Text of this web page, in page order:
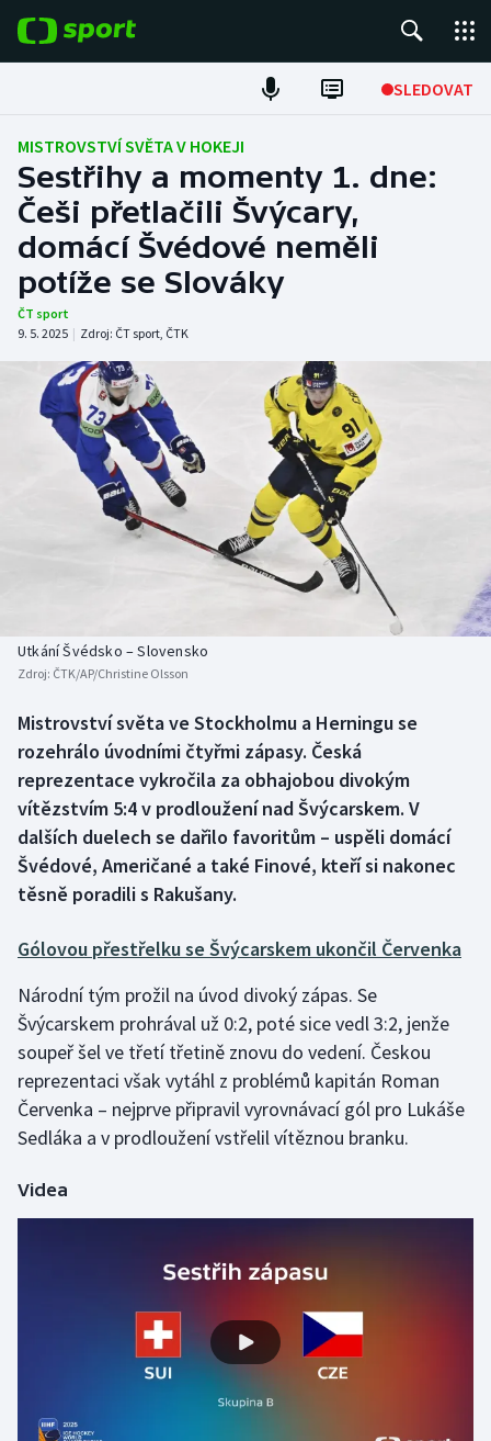
SLEDOVAT
Fotbal
Hokej
Tenis
Atletika
DALŠÍ SPORTY
Americký fotbal
Baseball a softbal
Boby a skeleton
Box
Dostihy
Florbal
Gymnastika
Házená
Jezdectví
Judo
Lyže a snowboard
NEPŘEHLÉDNĚTE
AZ kvíz
MISTROVSTVÍ SVĚTA V HOKEJI
Sestřihy a momenty 1. dne:
Češi přetlačili Švýcary,
domácí Švédové neměli
potíže se Slováky
ČT sport
9. 5. 2025 | Zdroj: ČT sport, ČTK
Utkání Švédsko – Slovensko
Zdroj: ČTK/AP/Christine Olsson
Mistrovství světa ve Stockholmu a Herningu se
rozehrálo úvodními čtyřmi zápasy. Česká
reprezentace vykročila za obhajobou divokým
vítězstvím 5:4 v prodloužení nad Švýcarskem. V
dalších duelech se dařilo favoritům – uspěli domácí
Švédové, Američané a také Finové, kteří si nakonec
těsně poradili s Rakušany.
Gólovou přestřelku se Švýcarskem ukončil Červenka
Národní tým prožil na úvod divoký zápas. Se
Švýcarskem prohrával už 0:2, poté sice vedl 3:2, jenže
soupeř šel ve třetí třetině znovu do vedení. Českou
reprezentaci však vytáhl z problémů kapitán Roman
Červenka – nejprve připravil vyrovnávací gól pro Lukáše
Sedláka a v prodloužení vstřelil vítěznou branku.
Videa